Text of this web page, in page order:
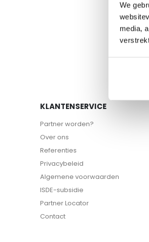
We
media,
KLANTENSERVICE
Partner worden?
Over ons
Referenties
Privacybeleid
Algemene voorwaarden
ISDE-subsidie
Partner Locator
Contact